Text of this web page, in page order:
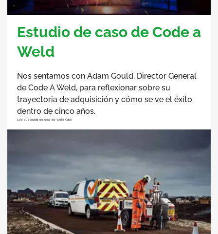
Estudio de caso de Code a
Weld
Nos sentamos con Adam Gould, Director General
de Code A Weld, para reflexionar sobre su
trayectoria de adquisición y cómo se ve el éxito
dentro de cinco años.
Lee el estudio de caso de Weld Case